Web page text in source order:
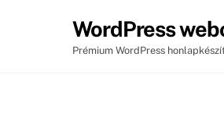
WordPress
Prémium WordPress